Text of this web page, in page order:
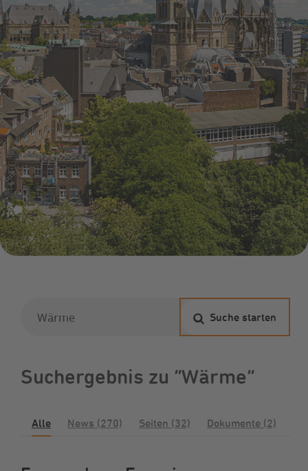
Elektromobilität
Online-
Store
Online-Service
Umzugsservice
Energieberatung
Energiefragen
Kündigung
Wärmestrom
Treue-Bonus
Vorteile
Suche starten
Suchergebnis zu “Wärme”
Alle News (270) Seiten (32) Dokumente (2)